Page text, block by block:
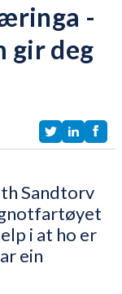
-
gir deg
Sandtorv
i at ho er
ein